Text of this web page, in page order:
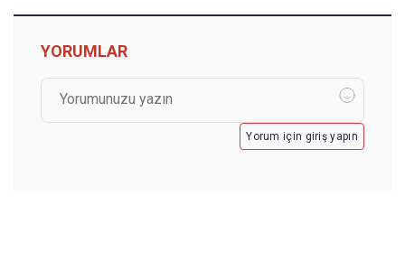
YORUMLAR
Yorum için giriş yapın